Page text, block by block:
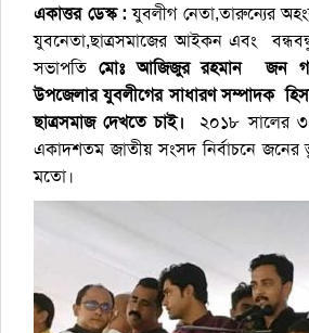
একাত্তর ডেস্ক : যুবলীগ নেতা,তারুন্যের
যুবনেতা,ছাত্রসমাজের আইকন এবং
সভাপতি মোঃ আজিজুর রহমান জন
উপজেলার যুবলীগের সাধারণ সম্পাদক
ছাত্রসমাজ দেখতে চাই।
২০১৮ সালের
একাদশতম জাতীয় সংসদ নির্বাচনে জনের
মতো।